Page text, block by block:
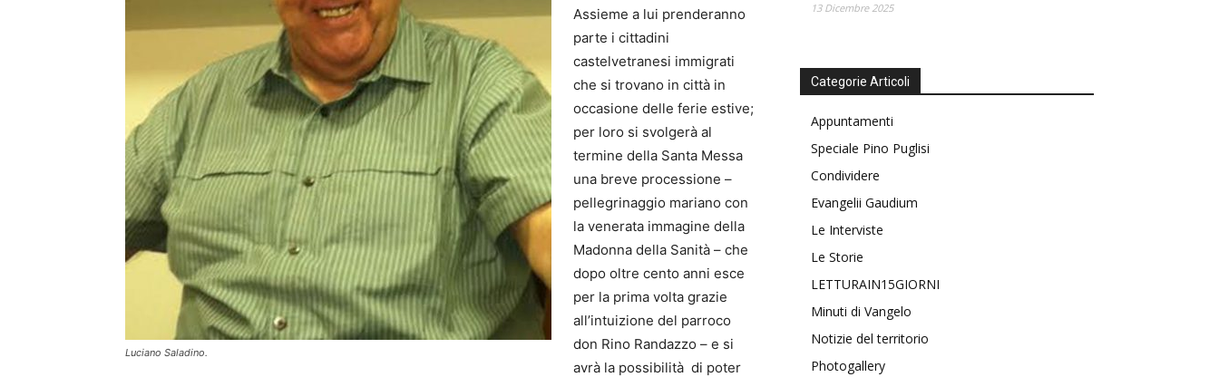
Luciano Saladino.
Assieme a lui prenderanno
parte i cittadini
castelvetranesi immigrati
che si trovano in città in
occasione delle ferie estive;
per loro si svolgerà al
termine della Santa Messa
una breve processione –
pellegrinaggio mariano con
la venerata immagine della
Madonna della Sanità – che
dopo oltre cento anni esce
per la prima volta grazie
all’intuizione del parroco
don Rino Randazzo – e si
avrà la possibilità di poter
13 Dicembre 2025
Categorie Articoli
Appuntamenti
Speciale Pino Puglisi
Condividere
Evangelii Gaudium
Le Interviste
Le Storie
LETTURAIN15GIORNI
Minuti di Vangelo
Notizie del territorio
Photogallery